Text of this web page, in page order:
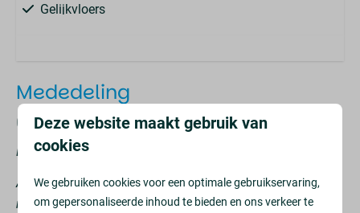
Gelijkvloers
Garage : 1
m2: 79
Complex
Sterflat
Mededeling
Onderhoud 2026 - Complex Sterflat
Klikhier voor de actuele planning!
Aan het complex Sterflat worden onderhouds- en
renovatie werkzaamheden uitgevoerd. Tijdens deze
Deze website maakt gebruik van
cookies
We gebruiken cookies voor een optimale gebruikservaring,
om gepersonaliseerde inhoud te bieden en ons verkeer te